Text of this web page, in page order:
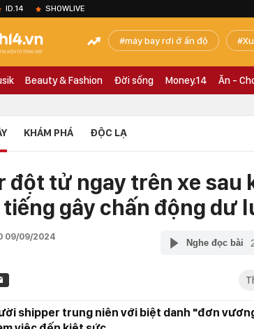
ID.14 SHOWLIVE
máy bay rơi ở ấn độ
Beauty & Fashion Đời sống Money.14 Ăn -
KHÁM PHÁ ĐỘC LẠ
đột tử ngay trên xe sau
gây chấn động dư
09/09/2024
Nghe đọc bài
shipper trung niên với biệt danh "đơn